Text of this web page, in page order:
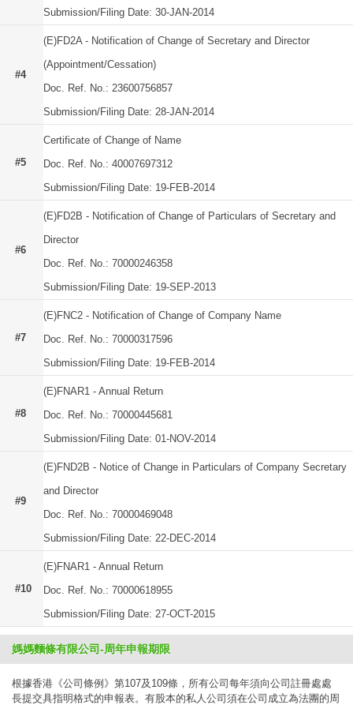
Submission/Filing Date: 30-JAN-2014
#4
(E)FD2A - Notification of Change of Secretary and Director
(Appointment/Cessation)
Doc. Ref. No.: 23600756857
Submission/Filing Date: 28-JAN-2014
#5
Certificate of Change of Name
Doc. Ref. No.: 40007697312
Submission/Filing Date: 19-FEB-2014
#6
(E)FD2B - Notification of Change of Particulars of Secretary and
Director
Doc. Ref. No.: 70000246358
Submission/Filing Date: 19-SEP-2013
#7
(E)FNC2 - Notification of Change of Company Name
Doc. Ref. No.: 70000317596
Submission/Filing Date: 19-FEB-2014
#8
(E)FNAR1 - Annual Return
Doc. Ref. No.: 70000445681
Submission/Filing Date: 01-NOV-2014
#9
(E)FND2B - Notice of Change in Particulars of Company Secretary
and Director
Doc. Ref. No.: 70000469048
Submission/Filing Date: 22-DEC-2014
#10
(E)FNAR1 - Annual Return
Doc. Ref. No.: 70000618955
Submission/Filing Date: 27-OCT-2015
媽媽麵條有限公司-周年申報期限
根據香港《公司條例》第107及109條，所有公司每年須向公司註冊處處
長提交具指明格式的申報表。有股本的私人公司須在公司成立為法團的周